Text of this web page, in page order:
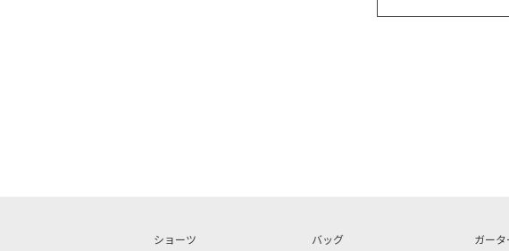
ショーツ
バッグ
ガータ